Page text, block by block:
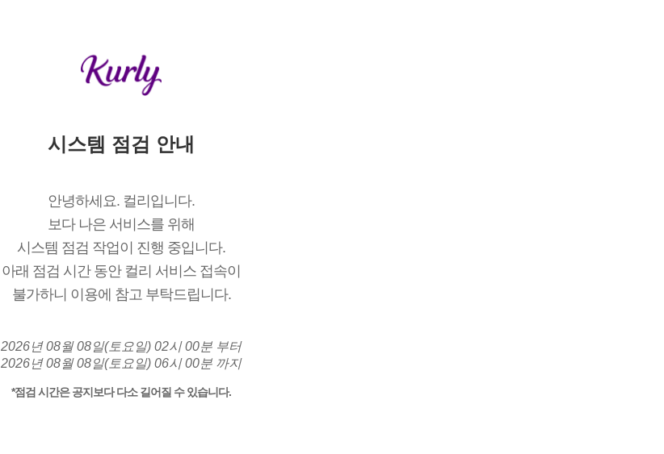
시스템 점검 안내
안녕하세요. 컬리입니다.
보다 나은 서비스를 위해
시스템 점검 작업이 진행 중입니다.
아래 점검 시간 동안 컬리 서비스 접속이
불가하니 이용에 참고 부탁드립니다.
2026년 08월 08일(토요일) 02시 00분 부터
2026년 08월 08일(토요일) 06시 00분 까지
*점검 시간은 공지보다 다소 길어질 수 있습니다.